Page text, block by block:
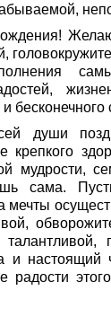
бесконечного
души
мудрости,
сама.
мечты
и настоящий
радости